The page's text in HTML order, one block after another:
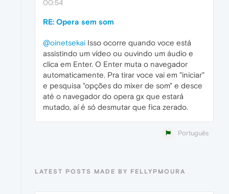
00:54
RE: Opera sem som
@oinetsekai Isso ocorre quando voce está
assistindo um vídeo ou ouvindo um áudio e
clica em Enter. O Enter muta o navegador
automaticamente. Pra tirar voce vai em "iniciar"
e pesquisa "opções do mixer de som" e desce
até o navegador do opera gx que estará
mutado, aí é só desmutar que fica zerado.
Português
LATEST POSTS MADE BY FELLYPMOURA